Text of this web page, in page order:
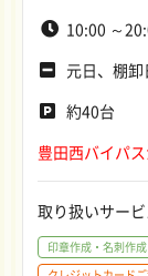
10:00 ～
元日、棚
約40台
豊田西バイパ
取り扱いサービ
印章作成・名刺作